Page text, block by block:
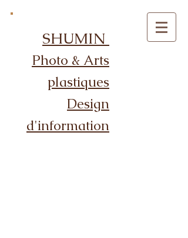
SHUMIN
Photo & Arts
plastiques
Design
d'information